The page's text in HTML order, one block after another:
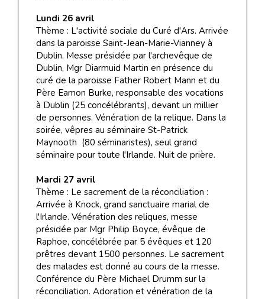
Lundi 26 avril
Thème : L'activité sociale du Curé d'Ars. Arrivée
dans la paroisse Saint-Jean-Marie-Vianney à
Dublin. Messe présidée par l'archevêque de
Dublin, Mgr Diarmuid Martin en présence du
curé de la paroisse Father Robert Mann et du
Père Eamon Burke, responsable des vocations
à Dublin (25 concélébrants), devant un millier
de personnes. Vénération de la relique. Dans la
soirée, vêpres au séminaire St-Patrick
Maynooth (80 séminaristes), seul grand
séminaire pour toute l'Irlande. Nuit de prière.
Mardi 27 avril
Thème : Le sacrement de la réconciliation :
Arrivée à Knock, grand sanctuaire marial de
l'Irlande. Vénération des reliques, messe
présidée par Mgr Philip Boyce, évêque de
Raphoe, concélébrée par 5 évêques et 120
prêtres devant 1500 personnes. Le sacrement
des malades est donné au cours de la messe.
Conférence du Père Michael Drumm sur la
réconciliation. Adoration et vénération de la